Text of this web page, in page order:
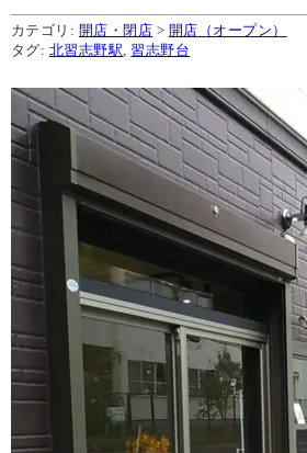
カテゴリ: 開店・閉店 > 開店（オープン）
タグ: 北習志野駅 ,習志野台